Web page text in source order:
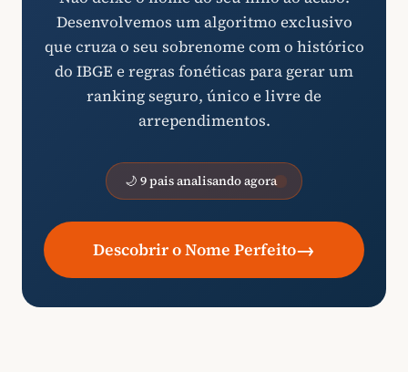
Desenvolvemos um algoritmo exclusivo
que cruza o seu sobrenome com o histórico
do IBGE e regras fonéticas para gerar um
ranking seguro, único e livre de
arrependimentos.
🌙 9 pais analisando agora
Descobrir o Nome Perfeito→